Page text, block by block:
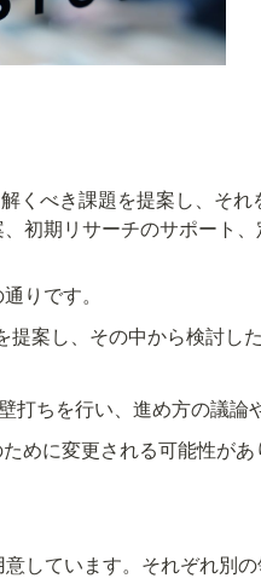
くべき課題を提案し、そ
初期リサーチのサポート
りです。
提案し、その中から検討し
打ちを行い、進め方の議論
めに変更される可能性があ
しています。それぞれ別